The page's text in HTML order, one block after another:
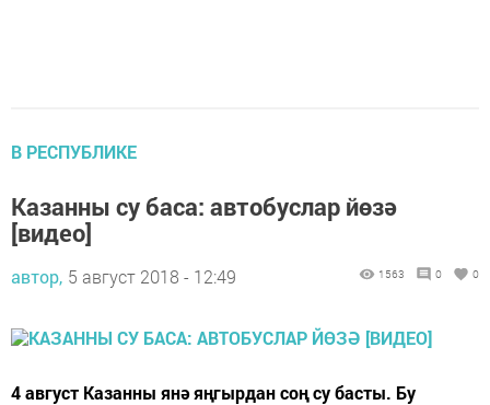
В РЕСПУБЛИКЕ
Казанны су баса: автобуслар йөзә
[видео]
автор, 5 август 2018 - 12:49 1563 0 0
4 август Казанны янә яңгырдан соң су басты. Бу